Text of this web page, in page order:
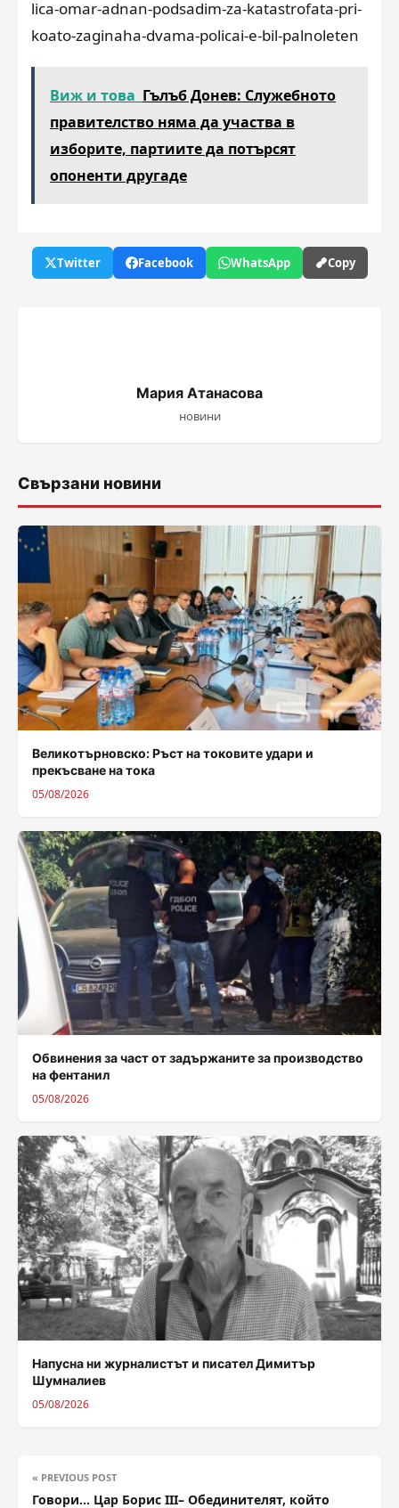
lica-omar-adnan-podsadim-za-katastrofata-pri-
koato-zaginaha-dvama-policai-e-bil-palnoleten
Виж и това Гълъб Донев: Служебното
правителство няма да участва в
изборите, партиите да потърсят
опоненти другаде
Twitter Facebook WhatsApp Copy
Мария Атанасова
новини
Свързани новини
Великотърновско: Ръст на токовите удари и
прекъсване на тока
05/08/2026
Обвинения за част от задържаните за производство
на фентанил
05/08/2026
Напусна ни журналистът и писател Димитър
Шумналиев
05/08/2026
« PREVIOUS POST
Говори… Цар Борис III– Обединителят, който